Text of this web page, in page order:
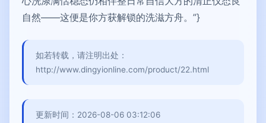
自然——这便是你方获解锁的洗滋方舟。”}
如若转载，请注明出处：
http://www.dingyionline.com/product/22.html
更新时间：2026-08-06 03:12:06